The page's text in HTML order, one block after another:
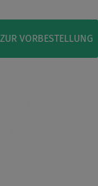
ZUR VORBESTELLUNG